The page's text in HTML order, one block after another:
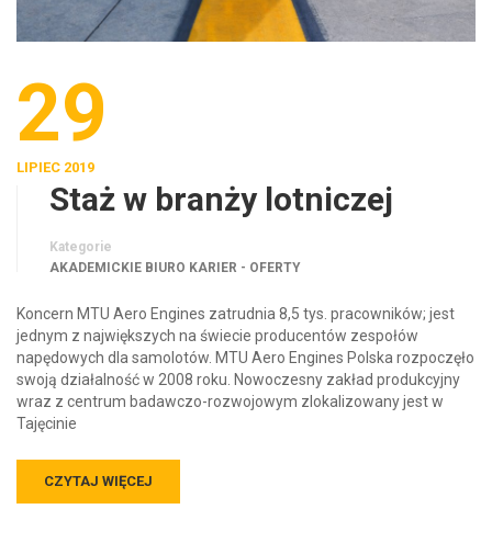
29
LIPIEC 2019
Staż w branży lotniczej
Kategorie
AKADEMICKIE BIURO KARIER - OFERTY
Koncern MTU Aero Engines zatrudnia 8,5 tys. pracowników; jest
jednym z największych na świecie producentów zespołów
napędowych dla samolotów. MTU Aero Engines Polska rozpoczęło
swoją działalność w 2008 roku. Nowoczesny zakład produkcyjny
wraz z centrum badawczo-rozwojowym zlokalizowany jest w
Tajęcinie
CZYTAJ WIĘCEJ